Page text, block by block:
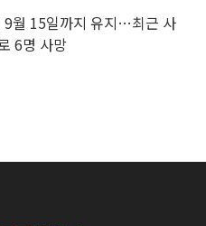
9월 15일까지 유지…최근 사
6명 사망